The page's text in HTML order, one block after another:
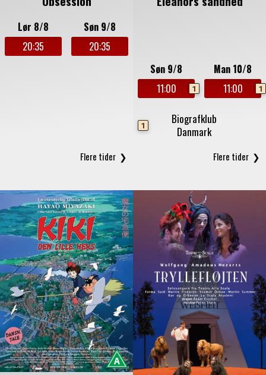
Lør 8/8
20:35
Søn 9/8
20:35
Søn 9/8
11:00
1
Man 10/8
11:00
1
1
Biografklub
Danmark